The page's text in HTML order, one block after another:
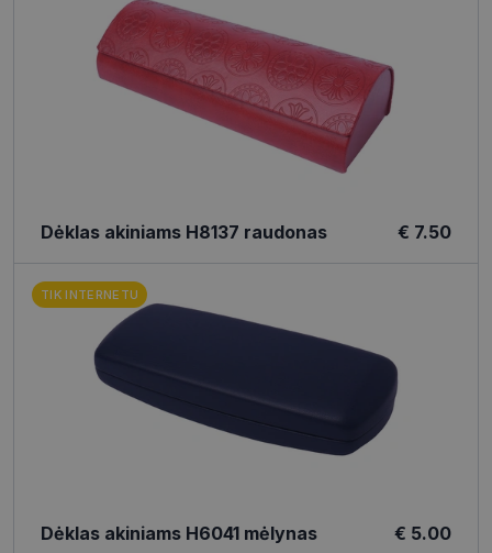
Dėklas akiniams H8137 raudonas € 7.50
TIK INTERNETU
Dėklas akiniams H6041 mėlynas € 5.00